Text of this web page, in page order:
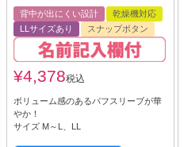
背中が出にくい設計
乾燥機対応
LLサイズあり
スナップボタン
¥4,378税込
ボリューム感のあるパフスリーブが華
やか！
サイズ M～L、LL